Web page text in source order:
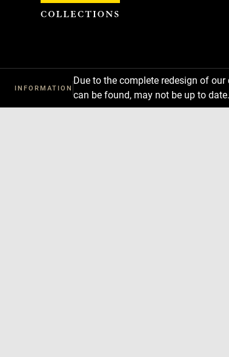
INFORMATION
Due to the complete redesign of
can be found, may not be up to
Cookies management panel